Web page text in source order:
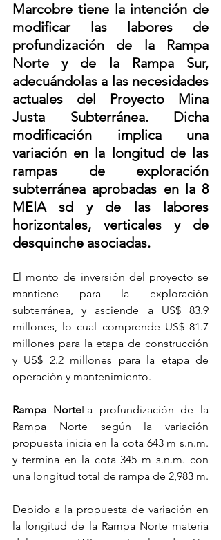
Marcobre tiene la intención de
modificar las labores de
profundización de la Rampa
Norte y de la Rampa Sur,
adecuándolas a las necesidades
actuales del Proyecto Mina
Justa Subterránea. Dicha
modificación implica una
variación en la longitud de las
rampas de exploración
subterránea aprobadas en la 8
MEIA sd y de las labores
horizontales, verticales y de
desquinche asociadas.
El monto de inversión del proyecto se
mantiene para la exploración
subterránea, y asciende a US$ 83.9
millones, lo cual comprende US$ 81.7
millones para la etapa de construcción
y US$ 2.2 millones para la etapa de
operación y mantenimiento.
Rampa NorteLa profundización de la
Rampa Norte según la variación
propuesta inicia en la cota 643 m s.n.m.
y termina en la cota 345 m s.n.m. con
una longitud total de rampa de 2,983 m.
Debido a la propuesta de variación en
la longitud de la Rampa Norte materia